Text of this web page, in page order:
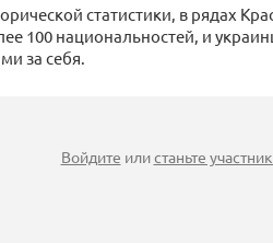
статистики, в рядах
100 национальностей, и
за себя.
Войдите илистаньте